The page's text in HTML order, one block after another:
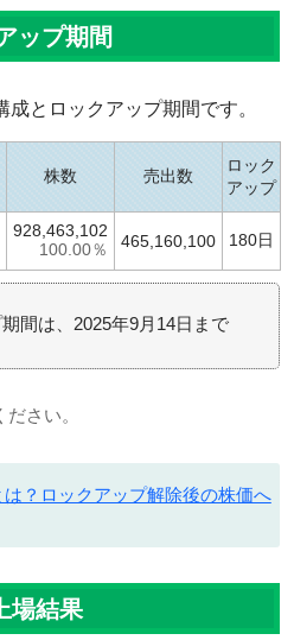
ップ期間
とロックアップ期間です。
株数 売出数
ロック
アップ
928,463,102
100.00％ 465,160,100 180日
間は、2025年9月14日まで
さい。
？ロックアップ解除後の株価へ
場結果